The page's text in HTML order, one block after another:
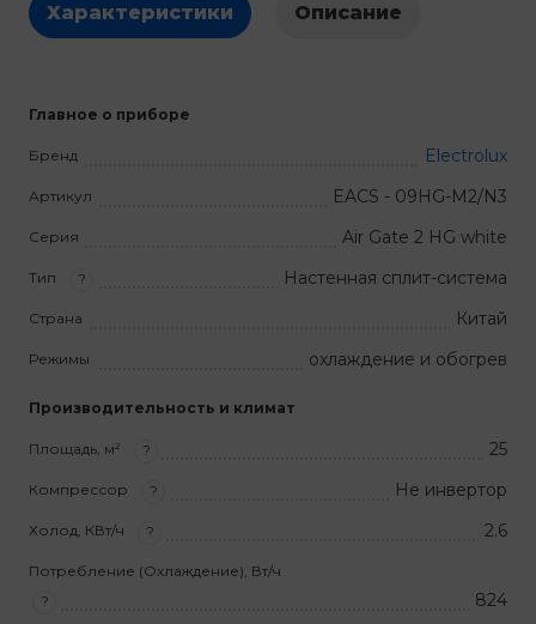
Характеристики Описание
Главное о приборе
Бренд Electrolux
Артикул EACS - 09HG-M2/N3
Серия Air Gate 2 HG white
Тип ? Настенная сплит-система
Страна Китай
Режимы охлаждение и обогрев
Производительность и климат
Площадь, м² ? 25
Компрессор ? Не инвертор
Холод, КВт/ч ? 2.6
Потребление (Охлаждение), Вт/ч
?
824